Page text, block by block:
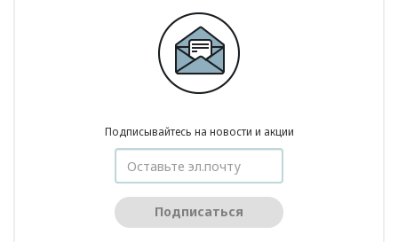
Подписывайтесь на новости и акции
Подписаться